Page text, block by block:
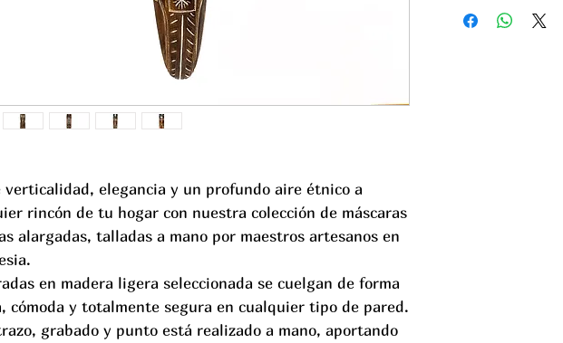
verticalidad, elegancia y un profundo aire étnico a
rincón de tu hogar con nuestra colección de máscaras
alargadas, talladas a mano por maestros artesanos en
en madera ligera seleccionada se cuelgan de forma
cómoda y totalmente segura en cualquier tipo de pared.
grabado y punto está realizado a mano, aportando
forma individual por